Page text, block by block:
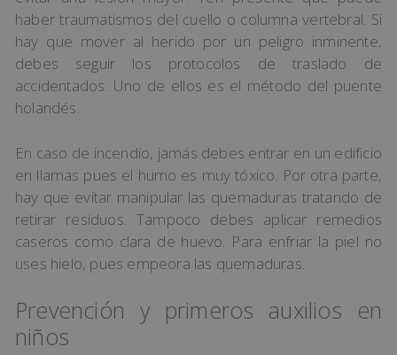
haber traumatismos del cuello o columna vertebral. Si
hay que mover al herido por un peligro inminente,
debes seguir los protocolos de traslado de
accidentados. Uno de ellos es el método del puente
holandés.
En caso de incendio, jamás debes entrar en un edificio
en llamas pues el humo es muy tóxico. Por otra parte,
hay que evitar manipular las quemaduras tratando de
retirar residuos. Tampoco debes aplicar remedios
caseros como clara de huevo. Para enfriar la piel no
uses hielo, pues empeora las quemaduras.
Prevención y primeros auxilios en
niños